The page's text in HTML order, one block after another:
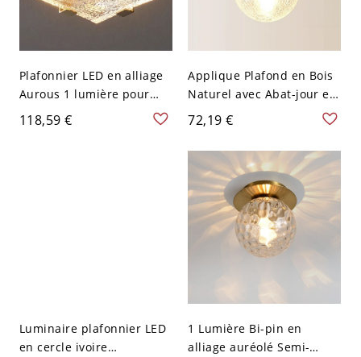
Plafonnier LED en alliage
Aurous 1 lumière pour
usage résidentiel, 110V-
120V, 6"
118,59 €
Applique Plafond en Bois
Naturel avec Abat-jour en
Verre, Lumière
LED/Incandescente/Fluore
scente, Forme Angulaire, 1
Lumière Montage en
Surface pour Usage
Résidentiel, 110V-120V,
Noyer
72,19 €
Luminaire plafonnier LED
en cercle ivoire
1 Lumière Bi-pin en
alliage auréolé Semi-